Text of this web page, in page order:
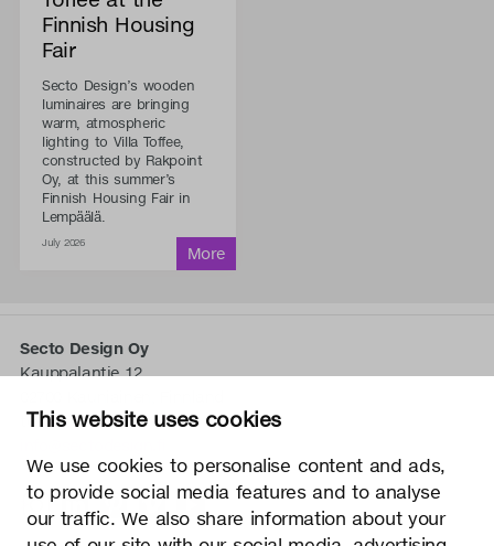
This website uses cookies
We use cookies to personalise content and ads,
to provide social media features and to analyse
our traffic. We also share information about your
Finnish Housing
Fair
Secto Design’s wooden
luminaires are bringing
warm, atmospheric
lighting to Villa Toffee,
constructed by Rakpoint
Oy, at this summer’s
Finnish Housing Fair in
Lempäälä.
July 2026
Secto Design Oy
Kauppalantie 12
tel.+358 9 5050 598